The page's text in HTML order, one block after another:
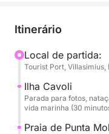
Sua jornada
protegida acessível
circunavegação da
imponentes,
profundas de cor
um dos ambientes
região.
Itinerário
Local de partida:
Tourist Port, Villasimius,
Ilha Cavoli
Parada para fotos,
vida marinha (30
Praia de Punta